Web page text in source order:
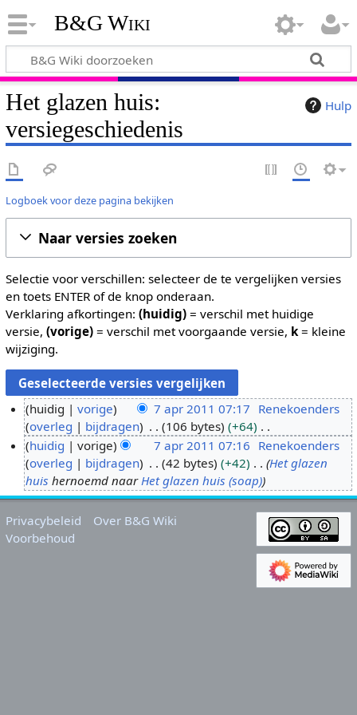
B&G Wiki
Hulp
Het glazen huis:
versiegeschiedenis
Logboek voor deze pagina bekijken
Naar versies zoeken
Selectie voor verschillen: selecteer de te vergelijken versies
en toets ENTER of de knop onderaan.
Verklaring afkortingen: (huidig)= verschil met huidige
versie, (vorige)= verschil met voorgaande versie, k= kleine
wijziging.
a
2
0
1
huidig vorige 7 apr 2011 07:17 Renekoenders
overleg
bijdragen 106 bytes
+64
G
e
e
n
huidig vorige 7 apr 2011 07:16 Renekoenders
overleg
bijdragen 42 bytes +42
Het glazen
huis hernoemd naarHet glazen huis (soap)
Privacybeleid
Over B&G Wiki
Voorbehoud